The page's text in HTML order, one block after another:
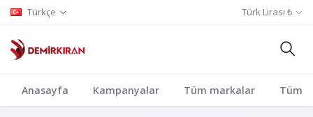
Türkçe Türk Lirası ₺
Anasayfa Kampanyalar Tüm markalar Tüm